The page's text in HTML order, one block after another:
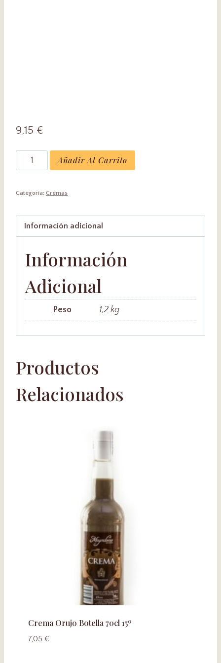
9,15 €
Crema
Fresa
70cl
cantidad
Añadir Al Carrito
Categoría: Cremas
Información adicional
Información
Adicional
Peso 1,2 kg
Productos
Relacionados
Crema Orujo Botella 70cl 15º
7,05 €